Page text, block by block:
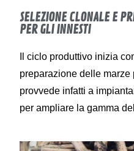
SELEZIONE CLONALE E
PER GLI INNESTI
Il ciclo produttivo inizia
preparazione delle
provvede infatti a
per ampliare la gamma